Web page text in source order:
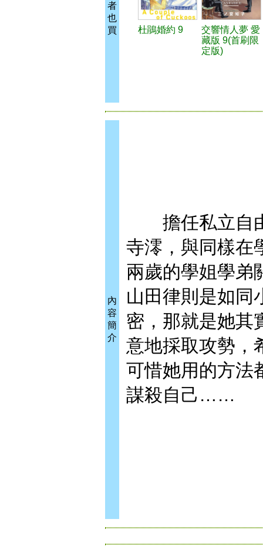
者
也
買
杜鵑婚約 9
交響情人夢 愛
藏版 9(首刷限
定版)
內
容
簡
介
擔任私立自由
寺澪，與同樣在
兩歲的學姐學弟
山田律則是如同
密，那就是她其
意地採取攻勢，
可惜她用的方法
謀殺自己……